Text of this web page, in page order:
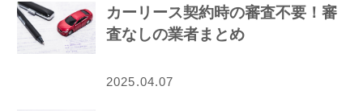
カーリース契約時の審査不要！審
査なしの業者まとめ
2025.04.07